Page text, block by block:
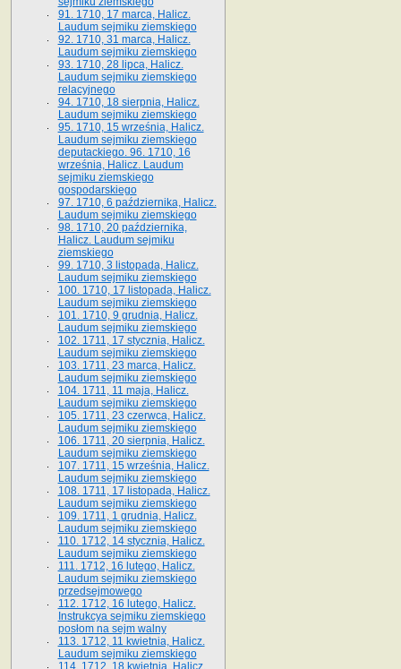
91. 1710, 17 marca, Halicz.
Laudum sejmiku ziemskiego
92. 1710, 31 marca, Halicz.
Laudum sejmiku ziemskiego
93. 1710, 28 lipca, Halicz.
Laudum sejmiku ziemskiego
relacyjnego
94. 1710, 18 sierpnia, Halicz.
Laudum sejmiku ziemskiego
95. 1710, 15 września, Halicz.
Laudum sejmiku ziemskiego
deputackiego. 96. 1710, 16
września, Halicz. Laudum
sejmiku ziemskiego
gospodarskiego
97. 1710, 6 października, Halicz.
Laudum sejmiku ziemskiego
98. 1710, 20 października,
Halicz. Laudum sejmiku
ziemskiego
99. 1710, 3 listopada, Halicz.
Laudum sejmiku ziemskiego
100. 1710, 17 listopada, Halicz.
Laudum sejmiku ziemskiego
101. 1710, 9 grudnia, Halicz.
Laudum sejmiku ziemskiego
102. 1711, 17 stycznia, Halicz.
Laudum sejmiku ziemskiego
103. 1711, 23 marca, Halicz.
Laudum sejmiku ziemskiego
104. 1711, 11 maja, Halicz.
Laudum sejmiku ziemskiego
105. 1711, 23 czerwca, Halicz.
Laudum sejmiku ziemskiego
106. 1711, 20 sierpnia, Halicz.
Laudum sejmiku ziemskiego
107. 1711, 15 września, Halicz.
Laudum sejmiku ziemskiego
108. 1711, 17 listopada, Halicz.
Laudum sejmiku ziemskiego
109. 1711, 1 grudnia, Halicz.
Laudum sejmiku ziemskiego
110. 1712, 14 stycznia, Halicz.
Laudum sejmiku ziemskiego
111. 1712, 16 lutego, Halicz.
Laudum sejmiku ziemskiego
przedsejmowego
112. 1712, 16 lutego, Halicz.
Instrukcya sejmiku ziemskiego
posłom na sejm walny
113. 1712, 11 kwietnia, Halicz.
Laudum sejmiku ziemskiego
114. 1712, 18 kwietnia, Halicz.